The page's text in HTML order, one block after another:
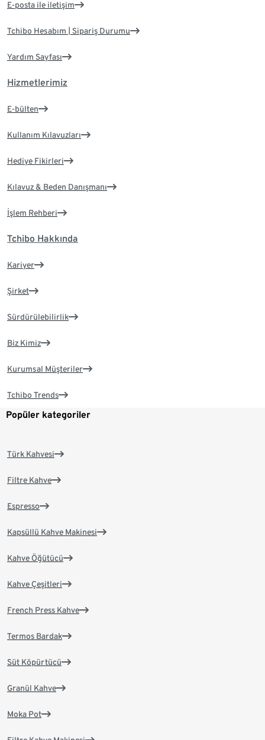
E-posta ile iletişim
Tchibo Hesabım | Sipariş Durumu
Yardım Sayfası
Hizmetlerimiz
E-bülten
Kullanım Kılavuzları
Hediye Fikirleri
Kılavuz & Beden Danışmanı
İşlem Rehberi
Tchibo Hakkında
Kariyer
Şirket
Sürdürülebilirlik
Biz Kimiz
Kurumsal Müşteriler
Tchibo Trends
Popüler kategoriler
Türk Kahvesi
Filtre Kahve
Espresso
Kapsüllü Kahve Makinesi
Kahve Öğütücü
Kahve Çeşitleri
French Press Kahve
Termos Bardak
Süt Köpürtücü
Granül Kahve
Moka Pot